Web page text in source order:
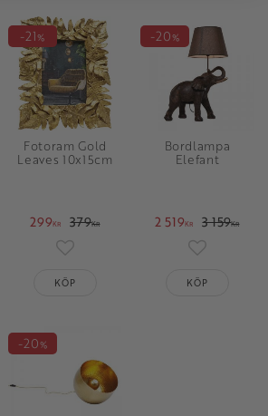
Fotoram Gold
Leaves 10x15cm
299KR 379KR
21%
Lägg till i favoriter
KÖP
Bordlampa
Elefant
2 519KR 3 159KR
20%
Lägg till i
KÖP
20%